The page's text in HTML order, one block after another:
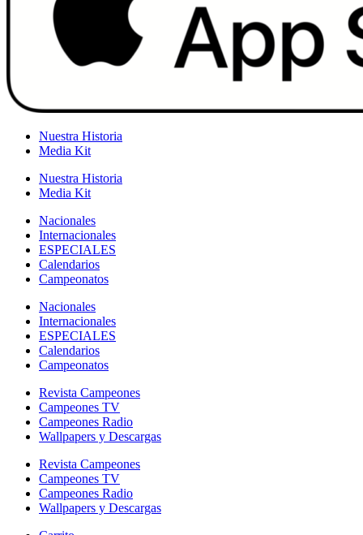
Nuestra Historia
Media Kit
Nuestra Historia
Media Kit
Nacionales
Internacionales
ESPECIALES
Calendarios
Campeonatos
Nacionales
Internacionales
ESPECIALES
Calendarios
Campeonatos
Revista Campeones
Campeones TV
Campeones Radio
Wallpapers y Descargas
Revista Campeones
Campeones TV
Campeones Radio
Wallpapers y Descargas